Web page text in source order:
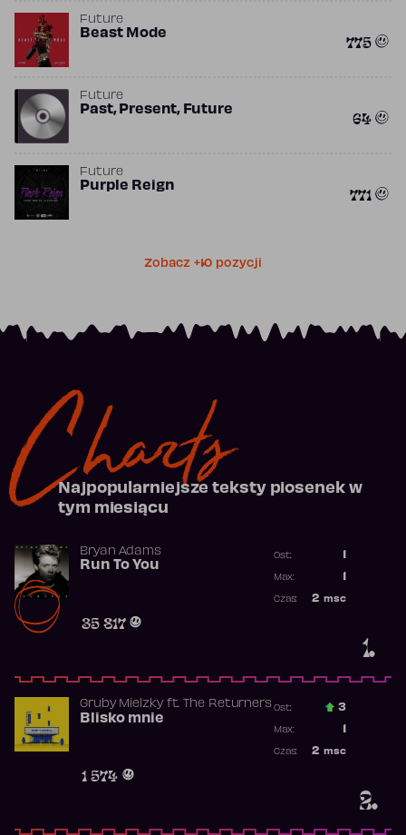
Future
Beast Mode 775
Future
Past, Present, Future 64
Future
Purple Reign 771
Zobacz +10 pozycji
Charts
Najpopularniejsze teksty piosenek w
tym miesiącu
1.
Bryan Adams
Run To You
35 817
Ost.:
Max:
2 msc
Czas:
2.
Gruby Mielzkyft. The Returners
Blisko mnie
1 574
Ost.: 3
Max:
2 msc
Czas: